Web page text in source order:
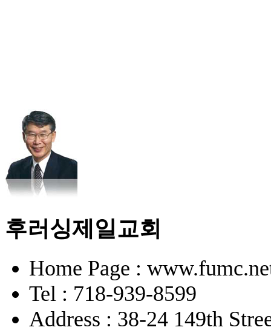
후러싱제일교회
Home Page :
Tel : 718-939-8599
Address : 38-24 149th